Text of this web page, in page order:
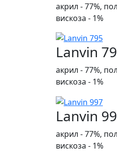
акрил - 77%,
вискоза - 1%
Lanvin
акрил - 77%,
вискоза - 1%
Lanvin
акрил - 77%,
вискоза - 1%